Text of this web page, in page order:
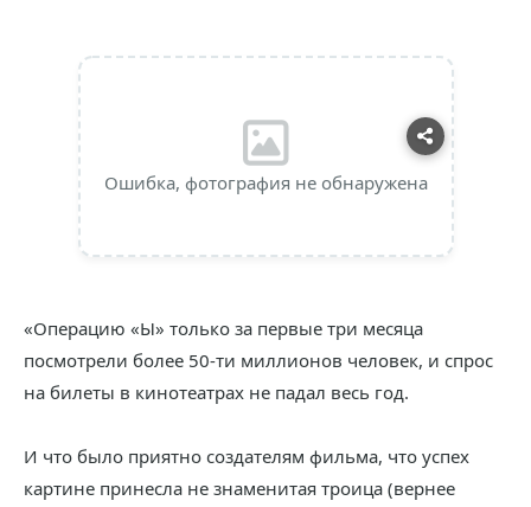
Ошибка, фотография не обнаружена
«Операцию «Ы» только за первые три месяца
посмотрели более 50-ти миллионов человек, и спрос
на билеты в кинотеатрах не падал весь год.
И что было приятно создателям фильма, что успех
картине принесла не знаменитая троица (вернее